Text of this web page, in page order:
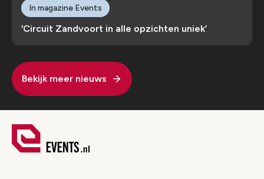
‘Circuit Zandvoort in alle opzichten uniek’
In magazine Events
Bekijk meer nieuws